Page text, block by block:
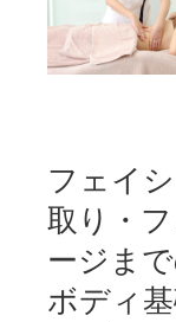
フェイ
取り・
ージまで
ボディ